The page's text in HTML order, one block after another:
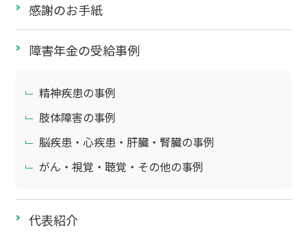
感謝のお手紙
障害年金の受給事例
精神疾患の事例
肢体障害の事例
脳疾患・心疾患・肝臓・腎臓の事例
がん・視覚・聴覚・その他の事例
代表紹介